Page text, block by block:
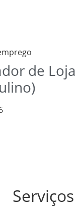
de Loja
Serviços